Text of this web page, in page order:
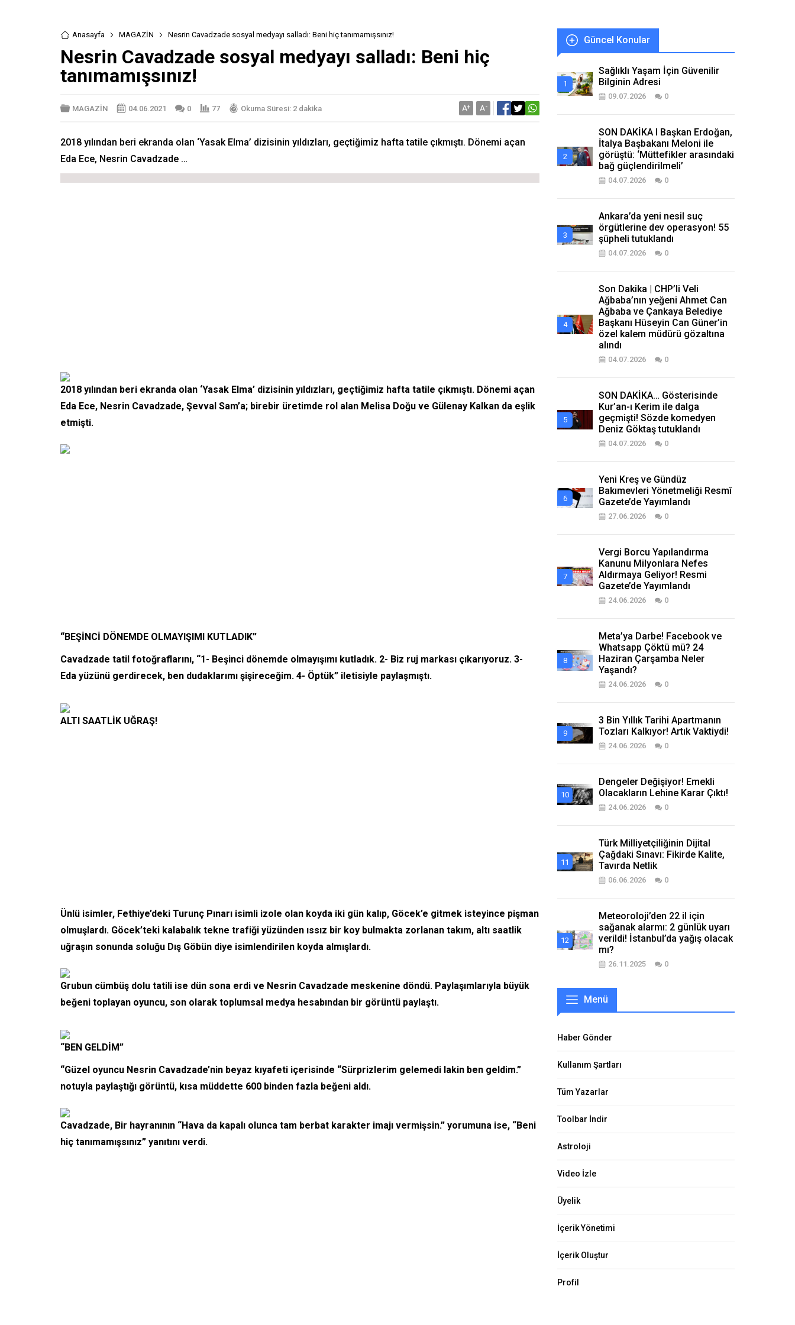
Anasayfa MAGAZİN Nesrin Cavadzade sosyal medyayı salladı: Beni hiç tanımamışsınız!
Nesrin Cavadzade sosyal medyayı salladı: Beni hiç
tanımamışsınız!
MAGAZİN 04.06.2021 0 77 Okuma Süresi: 2 dakika A+ A-
2018 yılından beri ekranda olan ‘Yasak Elma’ dizisinin yıldızları, geçtiğimiz hafta tatile çıkmıştı. Dönemi açan
Eda Ece, Nesrin Cavadzade …
2018 yılından beri ekranda olan ‘Yasak Elma’ dizisinin yıldızları, geçtiğimiz hafta tatile çıkmıştı. Dönemi açan
Eda Ece, Nesrin Cavadzade, Şevval Sam’a; birebir üretimde rol alan Melisa Doğu ve Gülenay Kalkan da eşlik
etmişti.
“BEŞİNCİ DÖNEMDE OLMAYIŞIMI KUTLADIK”
Cavadzade tatil fotoğraflarını, “1- Beşinci dönemde olmayışımı kutladık. 2- Biz ruj markası çıkarıyoruz. 3-
Eda yüzünü gerdirecek, ben dudaklarımı şişireceğim. 4- Öptük” iletisiyle paylaşmıştı.
ALTI SAATLİK UĞRAŞ!
Ünlü isimler, Fethiye’deki Turunç Pınarı isimli izole olan koyda iki gün kalıp, Göcek’e gitmek isteyince pişman
olmuşlardı. Göcek’teki kalabalık tekne trafiği yüzünden ıssız bir koy bulmakta zorlanan takım, altı saatlik
uğraşın sonunda soluğu Dış Göbün diye isimlendirilen koyda almışlardı.
Grubun cümbüş dolu tatili ise dün sona erdi ve Nesrin Cavadzade meskenine döndü. Paylaşımlarıyla büyük
beğeni toplayan oyuncu, son olarak toplumsal medya hesabından bir görüntü paylaştı.
“BEN GELDİM”
“Güzel oyuncu Nesrin Cavadzade’nin beyaz kıyafeti içerisinde “Sürprizlerim gelemedi lakin ben geldim.”
notuyla paylaştığı görüntü, kısa müddette 600 binden fazla beğeni aldı.
Cavadzade, Bir hayranının “Hava da kapalı olunca tam berbat karakter imajı vermişsin.” yorumuna ise, “Beni
hiç tanımamışsınız” yanıtını verdi.
Güncel Konular
Sağlıklı Yaşam İçin Güvenilir
Bilginin Adresi
09.07.2026 0
SON DAKİKA I Başkan Erdoğan,
İtalya Başbakanı Meloni ile
görüştü: ‘Müttefikler arasındaki
bağ güçlendirilmeli’
04.07.2026 0
Ankara’da yeni nesil suç
örgütlerine dev operasyon! 55
şüpheli tutuklandı
04.07.2026 0
Son Dakika | CHP’li Veli
Ağbaba’nın yeğeni Ahmet Can
Ağbaba ve Çankaya Belediye
Başkanı Hüseyin Can Güner’in
özel kalem müdürü gözaltına
alındı
04.07.2026 0
SON DAKİKA… Gösterisinde
Kur’an-ı Kerim ile dalga
geçmişti! Sözde komedyen
Deniz Göktaş tutuklandı
04.07.2026 0
Yeni Kreş ve Gündüz
Bakımevleri Yönetmeliği Resmî
Gazete’de Yayımlandı
27.06.2026 0
Vergi Borcu Yapılandırma
Kanunu Milyonlara Nefes
Aldırmaya Geliyor! Resmi
Gazete’de Yayımlandı
24.06.2026 0
Meta’ya Darbe! Facebook ve
Whatsapp Çöktü mü? 24
Haziran Çarşamba Neler
Yaşandı?
24.06.2026 0
3 Bin Yıllık Tarihi Apartmanın
Tozları Kalkıyor! Artık Vaktiydi!
24.06.2026 0
Dengeler Değişiyor! Emekli
Olacakların Lehine Karar Çıktı!
24.06.2026 0
Türk Milliyetçiliğinin Dijital
Çağdaki Sınavı: Fikirde Kalite,
Tavırda Netlik
06.06.2026 0
Meteoroloji’den 22 il için
sağanak alarmı: 2 günlük uyarı
verildi! İstanbul’da yağış olacak
mı?
26.11.2025 0
Menü
Haber Gönder
Kullanım Şartları
Tüm Yazarlar
Toolbar İndir
Astroloji
Video İzle
Üyelik
İçerik Yönetimi
İçerik Oluştur
Profil